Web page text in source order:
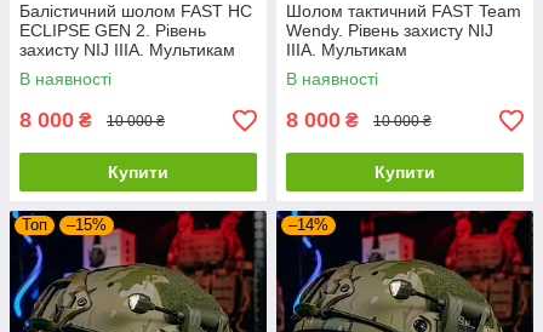
Балістичний шолом FAST HC
ECLIPSE GEN 2. Рівень
захисту NIJ IIIA. Мультикам
В наявності
8 000 ₴ 10 000 ₴
Купити
Шолом тактичний FAST Team
Wendy. Рівень захисту NIJ
IIIA. Мультикам
В наявності
8 000 ₴ 10 000 ₴
Купити
Топ –15% –14%